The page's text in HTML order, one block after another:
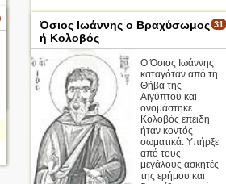
Απολυτίκιο
31
Όσιος Ιωάννης ο Βραχύσωμος
ή Κολοβός
Ο Όσιος Ιωάννης
καταγόταν από τη
Θήβα της
Αιγύπτου και
ονομάστηκε
Κολοβός επειδή
ήταν κοντός
σωματικά. Υπήρξε
από τους
μεγάλους ασκητές
της ερήμου και